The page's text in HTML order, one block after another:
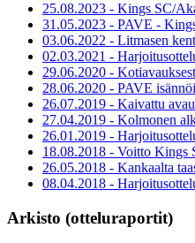
25.08.2023 - Kings SC/
31.05.2023 - PAVE -
03.06.2022 - Litmasen
02.03.2021 -
29.06.2020 -
28.06.2020 - PAVE
26.07.2019 - Kaivattu
27.04.2019 - Kolmonen
26.01.2019 -
18.08.2018 - Voitto Kings
26.05.2018 - Kankaalta
08.04.2018 -
Arkisto (otteluraportit)